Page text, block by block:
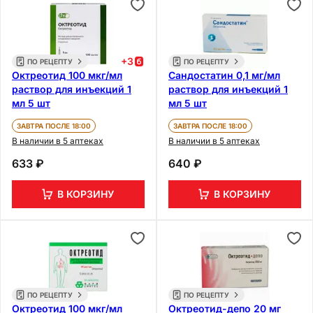
ПО РЕЦЕПТУ +3
Октреотид 100 мкг/мл
раствор для инъекций 1
мл 5 шт
ЗАВТРА ПОСЛЕ 18:00
В наличии в 5 аптеках
633 ₽
В КОРЗИНУ
ПО РЕЦЕПТУ
Сандостатин 0,1 мг/мл
раствор для инъекций 1
мл 5 шт
ЗАВТРА ПОСЛЕ 18:00
В наличии в 5 аптеках
640 ₽
В КОРЗИНУ
ПО РЕЦЕПТУ
Октреотид 100 мкг/мл
ПО РЕЦЕПТУ
Октреотид-депо 20 мг